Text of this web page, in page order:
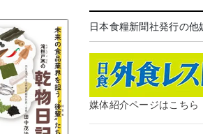
日本食糧新聞社発行の他
媒体紹介ページはこちら